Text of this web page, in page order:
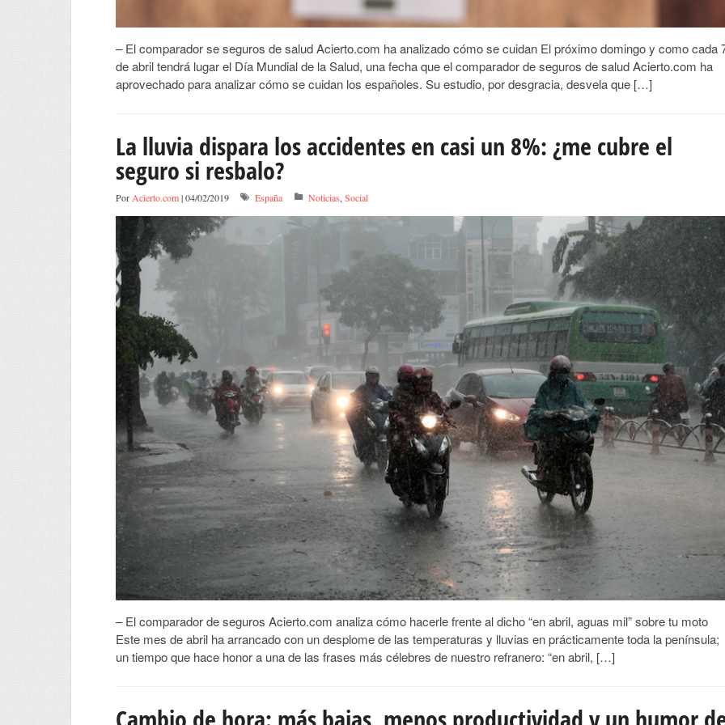
– El comparador se seguros de salud Acierto.com ha analizado cómo se cuidan El próximo domingo y como cada
de abril tendrá lugar el Día Mundial de la Salud, una fecha que el comparador de seguros de salud Acierto.com ha
aprovechado para analizar cómo se cuidan los españoles. Su estudio, por desgracia, desvela que […]
La lluvia dispara los accidentes en casi un 8%: ¿me cubre el
seguro si resbalo?
PorAcierto.com| 04/02/2019 España Noticias,Social
– El comparador de seguros Acierto.com analiza cómo hacerle frente al dicho “en abril, aguas mil” sobre tu moto
Este mes de abril ha arrancado con un desplome de las temperaturas y lluvias en prácticamente toda la península;
un tiempo que hace honor a una de las frases más célebres de nuestro refranero: “en abril, […]